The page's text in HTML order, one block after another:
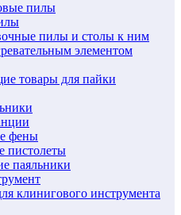
пилы
пилы и столы к ним
элементом
товары для пайки
фены
пистолеты
паяльники
клинигового инструмента